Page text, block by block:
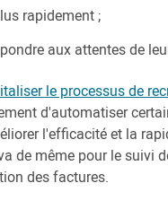
rapidement ;
aux attentes de
le processus de
d'automatiser
l'efficacité et la
de même pour le suivi
des factures.